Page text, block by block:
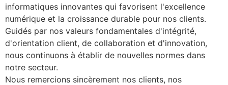
informatiques innovantes qui favorisent l'excellence
numérique et la croissance durable pour nos clients.
Guidés par nos valeurs fondamentales d'intégrité,
d'orientation client, de collaboration et d'innovation,
nous continuons à établir de nouvelles normes dans
notre secteur.
Nous remercions sincèrement nos clients, nos